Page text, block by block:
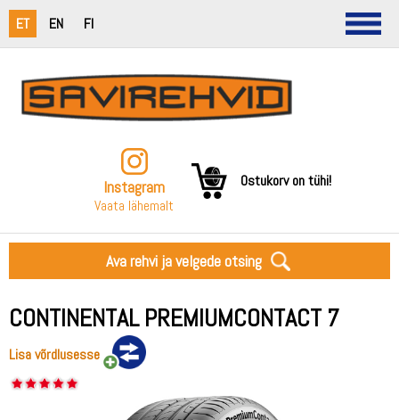
ET EN FI
Instagram
Vaata lähemalt
Ostukorv on tühi!
Ava rehvi ja velgede otsing
CONTINENTAL PREMIUMCONTACT 7
Lisa võrdlusesse